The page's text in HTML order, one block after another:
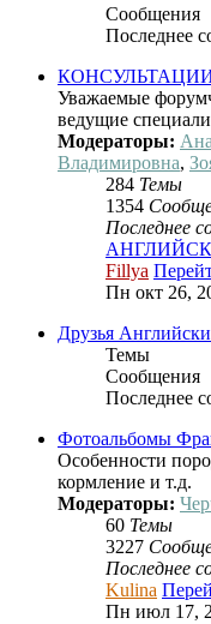
Сообщения
Последнее
Уважаемые
ведущие
Модераторы:
Владимировна,
284 Темы
1354
Последнее
Fillya
Пн окт 26,
Друзья
Темы
Сообщения
Последнее
Фотоальбомы
Особенности
кормление и т.д.
Модераторы:
60 Темы
3227
Последнее
Kulina
Пн июл 17,